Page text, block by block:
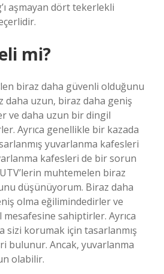
aşmayan dört tekerlekli
mi?
biraz daha güvenli olduğunu
daha uzun, biraz daha geniş
ve daha uzun bir dingil
Ayrıca genellikle bir kazada
yuvarlanma kafesleri
kafesleri de bir sorun
muhtemelen biraz
düşünüyorum. Biraz daha
olma eğilimindedirler ve
sahiptirler. Ayrıca
sizi korumak için tasarlanmış
bulunur. Ancak, yuvarlanma
olabilir.